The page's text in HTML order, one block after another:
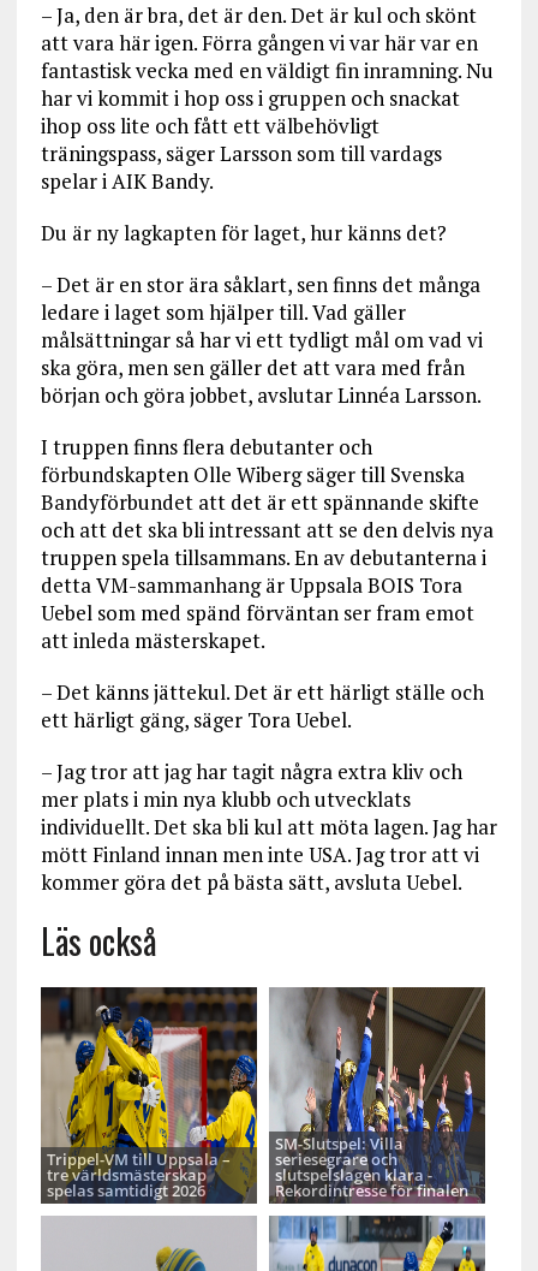
– Ja, den är bra, det är den. Det är kul och skönt
att vara här igen. Förra gången vi var här var en
fantastisk vecka med en väldigt fin inramning. Nu
har vi kommit i hop oss i gruppen och snackat
ihop oss lite och fått ett välbehövligt
träningspass, säger Larsson som till vardags
spelar i AIK Bandy.
Du är ny lagkapten för laget, hur känns det?
– Det är en stor ära såklart, sen finns det många
ledare i laget som hjälper till. Vad gäller
målsättningar så har vi ett tydligt mål om vad vi
ska göra, men sen gäller det att vara med från
början och göra jobbet, avslutar Linnéa Larsson.
I truppen finns flera debutanter och
förbundskapten Olle Wiberg säger till Svenska
Bandyförbundet att det är ett spännande skifte
och att det ska bli intressant att se den delvis nya
truppen spela tillsammans. En av debutanterna i
detta VM-sammanhang är Uppsala BOIS Tora
Uebel som med spänd förväntan ser fram emot
att inleda mästerskapet.
– Det känns jättekul. Det är ett härligt ställe och
ett härligt gäng, säger Tora Uebel.
– Jag tror att jag har tagit några extra kliv och
mer plats i min nya klubb och utvecklats
individuellt. Det ska bli kul att möta lagen. Jag har
mött Finland innan men inte USA. Jag tror att vi
kommer göra det på bästa sätt, avsluta Uebel.
Läs också
Trippel-VM till Uppsala –
tre världsmästerskap
spelas samtidigt 2026
SM-Slutspel: Villa
seriesegrare och
slutspelslagen klara -
Rekordintresse för finalen